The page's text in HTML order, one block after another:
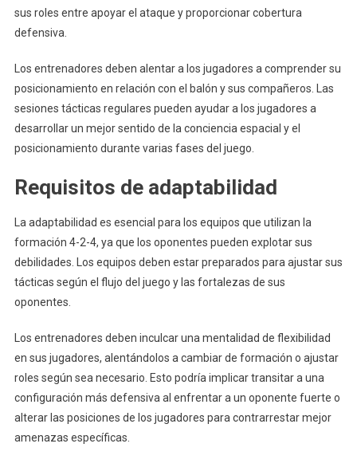
sus roles entre apoyar el ataque y proporcionar cobertura
defensiva.
Los entrenadores deben alentar a los jugadores a comprender su
posicionamiento en relación con el balón y sus compañeros. Las
sesiones tácticas regulares pueden ayudar a los jugadores a
desarrollar un mejor sentido de la conciencia espacial y el
posicionamiento durante varias fases del juego.
Requisitos de adaptabilidad
La adaptabilidad es esencial para los equipos que utilizan la
formación 4-2-4, ya que los oponentes pueden explotar sus
debilidades. Los equipos deben estar preparados para ajustar sus
tácticas según el flujo del juego y las fortalezas de sus
oponentes.
Los entrenadores deben inculcar una mentalidad de flexibilidad
en sus jugadores, alentándolos a cambiar de formación o ajustar
roles según sea necesario. Esto podría implicar transitar a una
configuración más defensiva al enfrentar a un oponente fuerte o
alterar las posiciones de los jugadores para contrarrestar mejor
amenazas específicas.